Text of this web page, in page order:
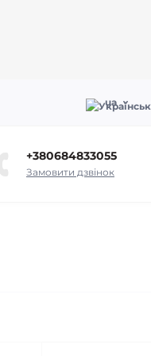
ua
+380684833055
Замовити дзвінок